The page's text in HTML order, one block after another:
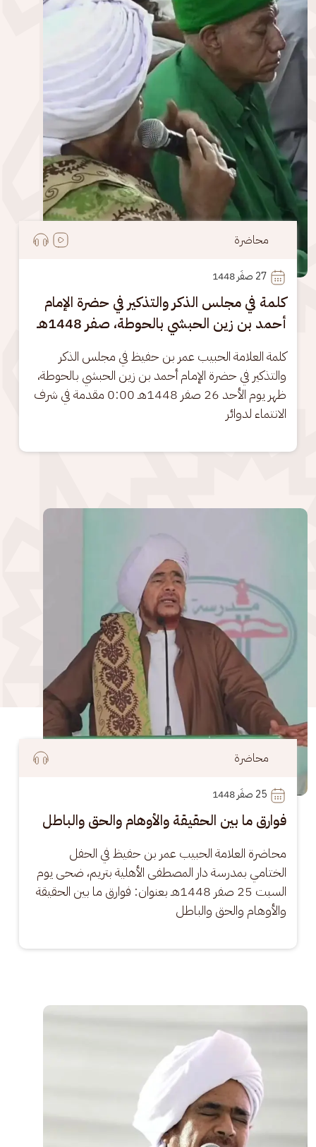
محاضرة
27 صفَر 1448
كلمة في مجلس الذكر والتذكير في حضرة الإمام
أحمد بن زين الحبشي بالحوطة، صفر 1448هـ
كلمة العلامة الحبيب عمر بن حفيظ في مجلس الذكر
والتذكير في حضرة الإمام أحمد بن زين الحبشي بالحوطة،
ظهر يوم الأحد 26 صفر 1448هـ 0:00 مقدمة في شرف
الانتماء لدوائر
الصورة
محاضرة
25 صفَر 1448
فوارق ما بين الحقيقة والأوهام والحق والباطل
محاضرة العلامة الحبيب عمر بن حفيظ في الحفل
الختامي بمدرسة دار المصطفى الأهلية بتريم، ضحى يوم
السبت 25 صفر 1448هـ بعنوان: فوارق ما بين الحقيقة
والأوهام والحق والباطل
الصورة